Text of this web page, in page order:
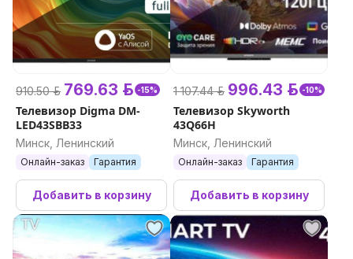
910.50 р. 769.63 р. -15%
Телевизор Digma DM-
LED43SBB33
Минск, Ленинский
Онлайн-заказ Гарантия
Добавить в корзину
1 107.44 р. 996.43 р. -10%
Телевизор Skyworth
43Q66H
Минск, Ленинский
Онлайн-заказ Гарантия
Добавить в корзину